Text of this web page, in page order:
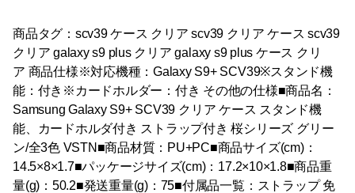
商品タグ：scv39 ケース クリア scv39 クリア ケース scv39
クリア galaxy s9 plus クリア galaxy s9 plus ケース クリ
ア 商品仕様※対応機種：Galaxy S9+ SCV39※スタンド機
能：付き※カードホルダー：付き その他の仕様■商品名：
Samsung Galaxy S9+ SCV39 クリア ケース スタンド機
能、カードホルダ付き ストラップ付き 桜シリーズ グリー
ン/全3色 VSTN■商品材質：PU+PC■商品サイズ(cm)：
14.5×8×1.7■パッケージサイズ(cm)：17.2×10×1.8■商品重
量(g)：50.2■発送重量(g)：75■付属品一覧：ストラップ 免